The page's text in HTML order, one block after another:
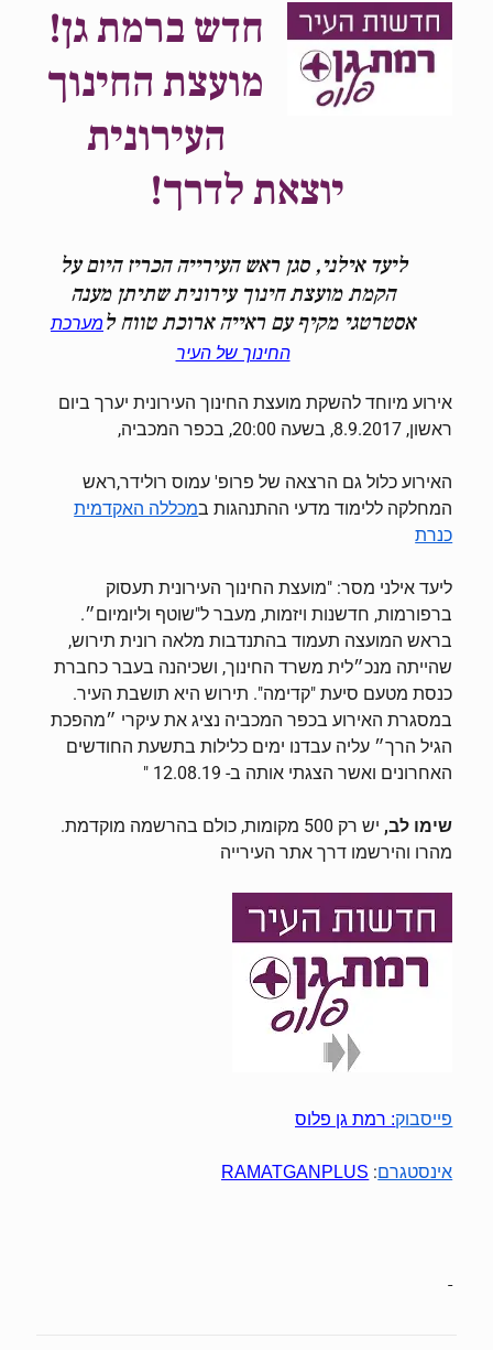
חדש ברמת גן!
מועצת החינוך
העירונית
יוצאת לדרך!
ליעד אילני, סגן ראש העירייה הכריז היום על
הקמת מועצת חינוך עירונית שתיתן מענה
אסטרטגי מקיף עם ראייה ארוכת טווח ל מערכת
החינוך של העיר
אירוע מיוחד להשקת מועצת החינוך העירונית יערך ביום
ראשון, 8.9.2017, בשעה 20:00, בכפר המכביה,
האירוע כלול גם הרצאה של פרופ' עמוס רולידר,ראש
המחלקה ללימוד מדעי ההתנהגות במכללה האקדמית
כנרת
ליעד אילני מסר: "מועצת החינוך העירונית תעסוק
ברפורמות, חדשנות ויזמות, מעבר ל"שוטף וליומיום״.
בראש המועצה תעמוד בהתנדבות מלאה רונית תירוש,
שהייתה מנכ״לית משרד החינוך, ושכיהנה בעבר כחברת
כנסת מטעם סיעת "קדימה". תירוש היא תושבת העיר.
במסגרת האירוע בכפר המכביה נציג את עיקרי ״מהפכת
הגיל הרך״ עליה עבדנו ימים כלילות בתשעת החודשים
האחרונים ואשר הצגתי אותה ב- 12.08.19 "
שימו לב,
יש רק 500 מקומות, כולם בהרשמה מוקדמת.
מהרו והירשמו דרך אתר העירייה
פייסבוק: רמת גן פלוס
אינסטגרם:
RAMATGANPLUS